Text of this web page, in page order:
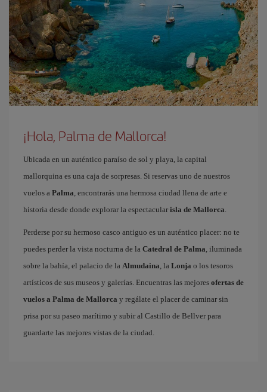
¡Hola, Palma de Mallorca!
Ubicada en un auténtico paraíso de sol y playa, la capital
mallorquina es una caja de sorpresas. Si reservas uno de nuestros
vuelos a Palma, encontrarás una hermosa ciudad llena de arte e
historia desde donde explorar la espectacular isla de Mallorca.
Perderse por su hermoso casco antiguo es un auténtico placer: no te
puedes perder la vista nocturna de la Catedral de Palma, iluminada
sobre la bahía, el palacio de la Almudaina, la Lonja o los tesoros
artísticos de sus museos y galerías. Encuentras las mejores ofertas de
vuelos a Palma de Mallorca y regálate el placer de caminar sin
prisa por su paseo marítimo y subir al Castillo de Bellver para
guardarte las mejores vistas de la ciudad.